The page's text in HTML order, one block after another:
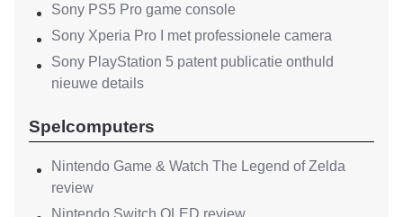
Sony PS5 Pro game console
Sony Xperia Pro I met professionele camera
Sony PlayStation 5 patent publicatie onthuld
nieuwe details
Spelcomputers
Nintendo Game & Watch The Legend of Zelda
review
Nintendo Switch OLED review